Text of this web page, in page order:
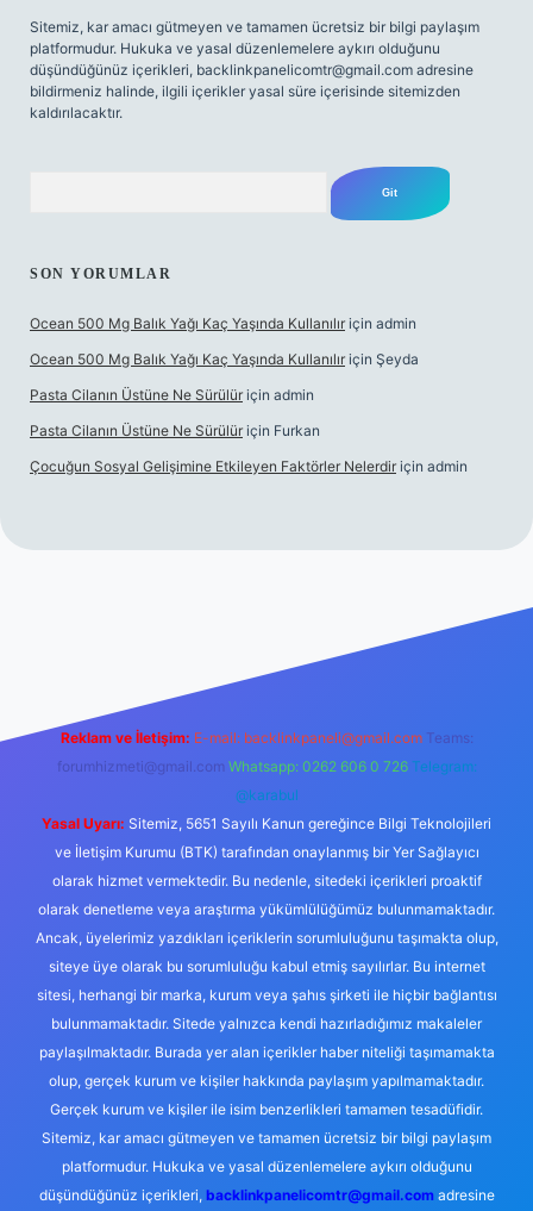
Sitemiz, kar amacı gütmeyen ve tamamen ücretsiz bir bilgi paylaşım
platformudur. Hukuka ve yasal düzenlemelere aykırı olduğunu
düşündüğünüz içerikleri, backlinkpanelicomtr@gmail.com adresine
bildirmeniz halinde, ilgili içerikler yasal süre içerisinde sitemizden
kaldırılacaktır.
SON YORUMLAR
Ocean 500 Mg Balık Yağı Kaç Yaşında Kullanılır için admin
Ocean 500 Mg Balık Yağı Kaç Yaşında Kullanılır için Şeyda
Pasta Cilanın Üstüne Ne Sürülür için admin
Pasta Cilanın Üstüne Ne Sürülür için Furkan
Çocuğun Sosyal Gelişimine Etkileyen Faktörler Nelerdir için admin
Reklam ve İletişim: E-mail: backlinkpaneli@gmail.com Teams:
forumhizmeti@gmail.com Whatsapp: 0262 606 0 726 Telegram:
@karabul
Yasal Uyarı: Sitemiz, 5651 Sayılı Kanun gereğince Bilgi Teknolojileri
ve İletişim Kurumu (BTK) tarafından onaylanmış bir Yer Sağlayıcı
olarak hizmet vermektedir. Bu nedenle, sitedeki içerikleri proaktif
olarak denetleme veya araştırma yükümlülüğümüz bulunmamaktadır.
Ancak, üyelerimiz yazdıkları içeriklerin sorumluluğunu taşımakta olup,
siteye üye olarak bu sorumluluğu kabul etmiş sayılırlar. Bu internet
sitesi, herhangi bir marka, kurum veya şahıs şirketi ile hiçbir bağlantısı
bulunmamaktadır. Sitede yalnızca kendi hazırladığımız makaleler
paylaşılmaktadır. Burada yer alan içerikler haber niteliği taşımamakta
olup, gerçek kurum ve kişiler hakkında paylaşım yapılmamaktadır.
Gerçek kurum ve kişiler ile isim benzerlikleri tamamen tesadüfidir.
Sitemiz, kar amacı gütmeyen ve tamamen ücretsiz bir bilgi paylaşım
platformudur. Hukuka ve yasal düzenlemelere aykırı olduğunu
düşündüğünüz içerikleri, backlinkpanelicomtr@gmail.comadresine